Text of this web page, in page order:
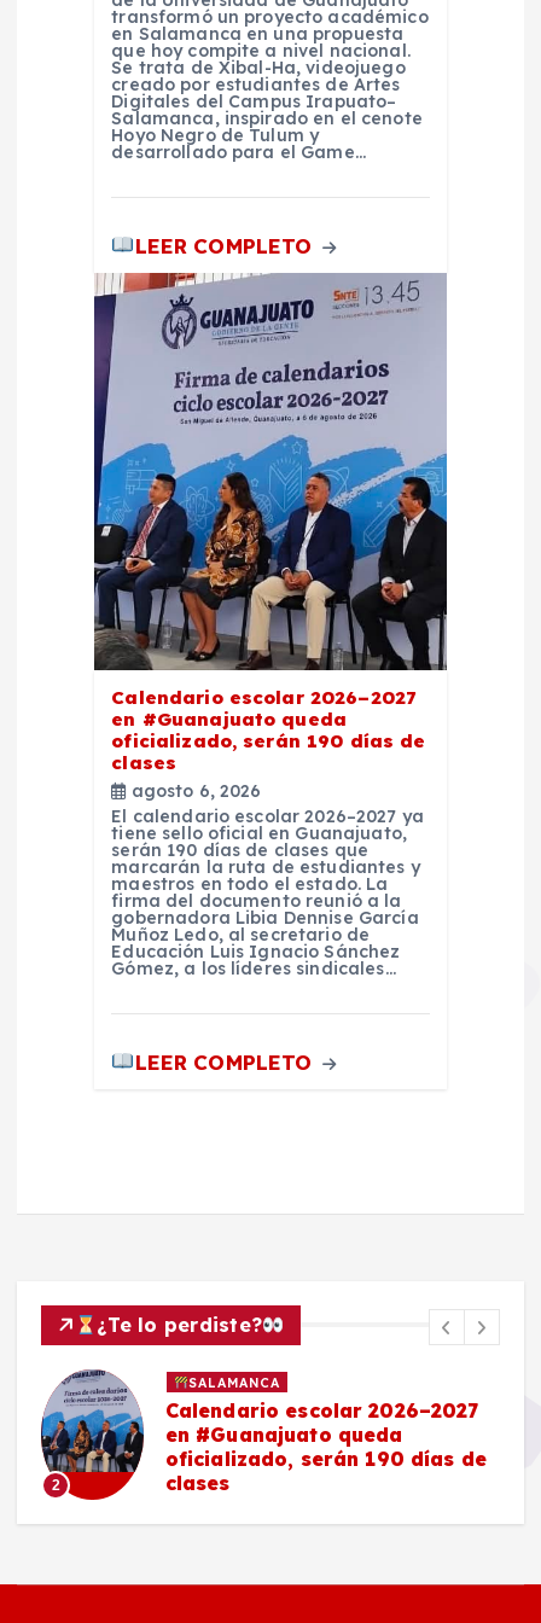
transformó un proyecto académico
en Salamanca en una propuesta
que hoy compite a nivel nacional.
Se trata de Xibal-Ha, videojuego
creado por estudiantes de Artes
Digitales del Campus Irapuato–
Salamanca, inspirado en el cenote
Hoyo Negro de Tulum y
desarrollado para el Game…
LEER COMPLETO
Calendario escolar 2026–2027
en #Guanajuato queda
oficializado, serán 190 días de
clases
agosto 6, 2026
El calendario escolar 2026–2027 ya
tiene sello oficial en Guanajuato,
serán 190 días de clases que
marcarán la ruta de estudiantes y
maestros en todo el estado. La
firma del documento reunió a la
gobernadora Libia Dennise García
Muñoz Ledo, al secretario de
Educación Luis Ignacio Sánchez
Gómez, a los líderes sindicales…
LEER COMPLETO
¿Te lo perdiste?
2
SALAMANCA
Calendario escolar 2026–2027
en #Guanajuato queda
oficializado, serán 190 días de
clases